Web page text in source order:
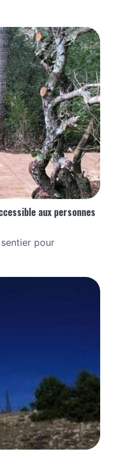
aux personnes
pour